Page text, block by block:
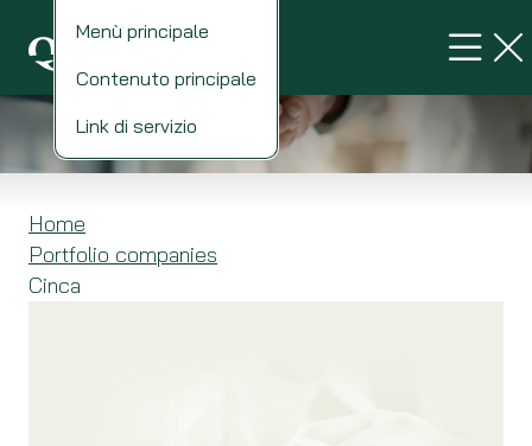
Menù principale
Contenuto principale
Link di servizio
CINCA
Home
Portfolio companies
Cinca